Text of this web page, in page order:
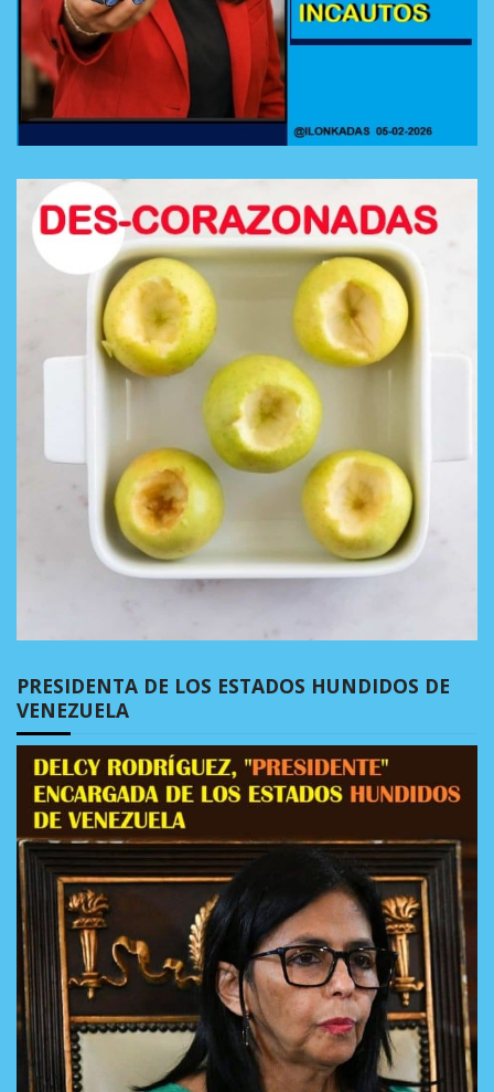
PRESIDENTA DE LOS ESTADOS HUNDIDOS DE
VENEZUELA